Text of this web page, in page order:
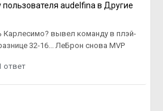
пользователя audelfina в Другие
Карлесимо? вывел команду в плэй-
32-16... ЛеБрон снова MVP
ответ